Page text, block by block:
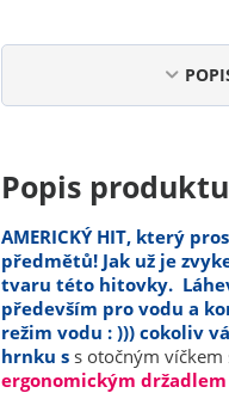
Popis produktu
AMERICKÝ HIT, který
předmětů! Jak už je
tvaru této hitovky.
především pro vodu a
režim vodu : ))) cokoliv
hrnku s s otočným víčkem
ergonomickým